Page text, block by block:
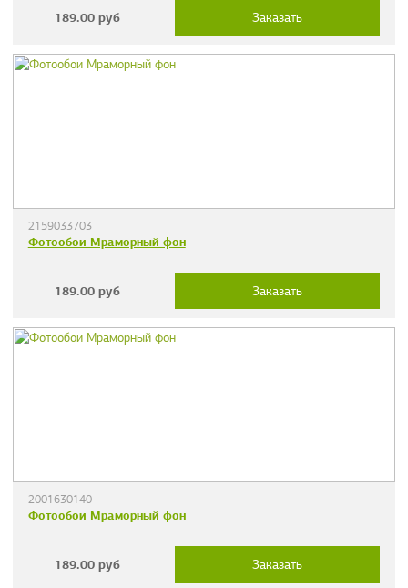
189.00 руб Заказать
2159033703
Фотообои Мраморный фон
189.00 руб Заказать
2001630140
Фотообои Мраморный фон
189.00 руб Заказать